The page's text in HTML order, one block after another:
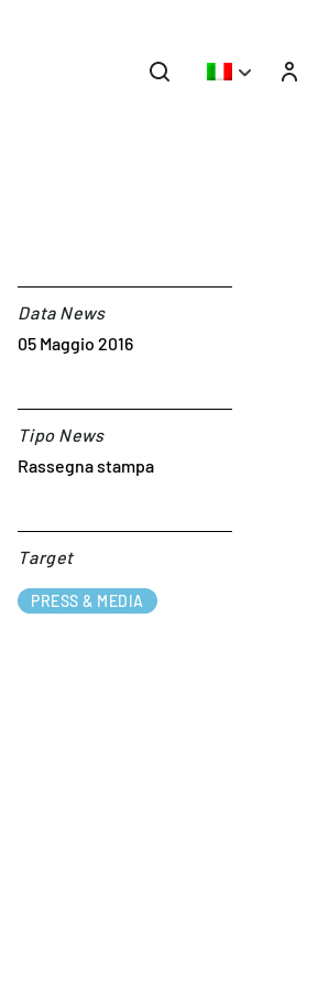
Data News
05 Maggio 2016
Tipo News
Rassegna stampa
Target​
PRESS & MEDIA